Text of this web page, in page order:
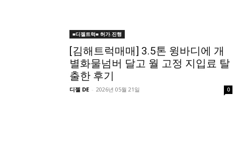
■디젤트럭■ 허가.진행
[김해트럭매매] 3.5톤 윙바디에 개
별화물넘버 달고 월 고정 지입료 탈
출한 후기
디젤 DE - 2026년 05월 21일 0